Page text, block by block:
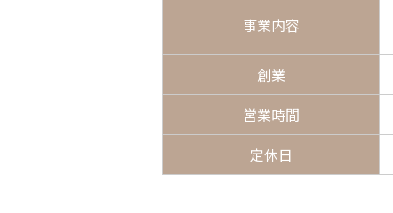
事業内容
創業
営業時間
定休日